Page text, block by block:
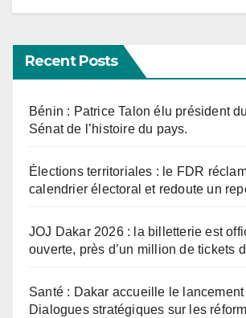
Recent Posts
Bénin : Patrice Talon élu président
Sénat de l’histoire du pays.
Élections territoriales : le FDR
calendrier électoral et redoute un
JOJ Dakar 2026 : la billetterie est
ouverte, près d’un million de tickets
Santé : Dakar accueille le
Dialogues stratégiques sur les